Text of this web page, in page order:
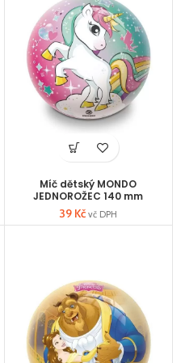
Míč dětský MONDO
JEDNOROŽEC 140 mm
39 Kč vč DPH